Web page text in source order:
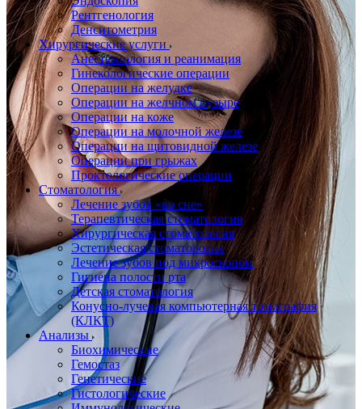
Рентгенология
Денситометрия
Хирургические услуги
Анестезиология и реанимация
Гинекологические операции
Операции на желудке
Операции на желчном пузыре
Операции на коже
Операции на молочной железе
Операции на щитовидной железе
Операции при грыжах
Проктологические операции
Стоматология
Лечение зубов «во сне»
Терапевтическая стоматология
Хирургическая стоматология
Эстетическая стоматология
Лечение зубов под микроскопом
Гигиена полости рта
Детская стоматология
Конусно-лучевая компьютерная томография
(КЛКТ)
Анализы
Биохимические
Гемостаз
Генетические
Гистологические